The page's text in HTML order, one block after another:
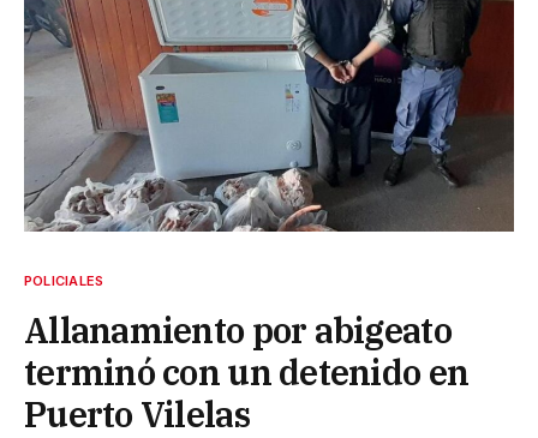
POLICIALES
Allanamiento por abigeato
terminó con un detenido en
Puerto Vilelas